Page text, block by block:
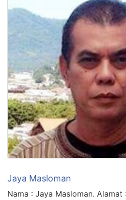
Jaya Masloman
Nama : Jaya Masloman. Alamat